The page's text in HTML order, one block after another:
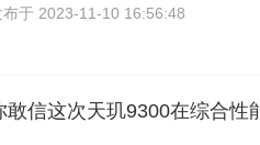
布于 2023-11-10 16:56:48
敢信这次天玑9300在综合性